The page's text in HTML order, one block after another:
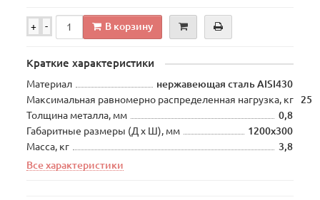
+ - В корзину
Краткие характеристики
Материал
нержавеющая сталь AISI430
Максимальная равномерно распределенная нагрузка, кг
25
Толщина металла, мм
0,8
Габаритные размеры (Д х Ш), мм
1200х300
Масса, кг
3,8
Все характеристики